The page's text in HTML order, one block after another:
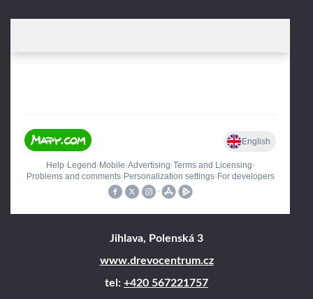
Jihlava, Polenská 3
www.drevocentrum.cz
tel: +420 567221757